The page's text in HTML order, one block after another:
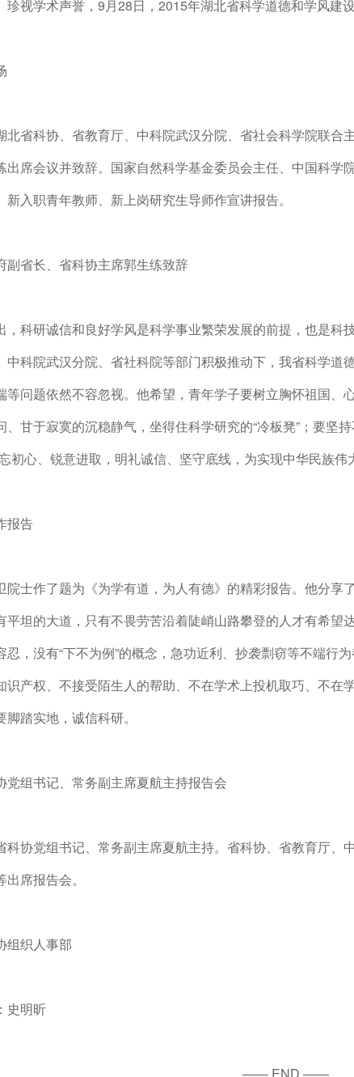
珍视学术声誉，9月28日，2015年湖北省科学道德和学风建
北省科协、省教育厅、中科院武汉分院、省社会科学院联合
出席会议并致辞。国家自然科学基金委员会主任、中国科学
新入职青年教师、新上岗研究生导师作宣讲报告。
副省长、省科协主席郭生练致辞
，科研诚信和良好学风是科学事业繁荣发展的前提，也是科
中科院武汉分院、省社科院等部门积极推动下，我省科学道
等问题依然不容忽视。他希望，青年学子要树立胸怀祖国、
、甘于寂寞的沉稳静气，坐得住科学研究的“冷板凳”；要坚
初心、锐意进取，明礼诚信、坚守底线，为实现中华民族伟
报告
院士作了题为《为学有道，为人有德》的精彩报告。他分享
平坦的大道，只有不畏劳苦沿着陡峭山路攀登的人才有希望
忍，没有“下不为例”的概念，急功近利、抄袭剽窃等不端行
识产权、不接受陌生人的帮助、不在学术上投机取巧、不在
踏实地，诚信科研。
党组书记、常务副主席夏航主持报告会
科协党组书记、常务副主席夏航主持。省科协、省教育厅、
席报告会。
组织人事部
史明昕